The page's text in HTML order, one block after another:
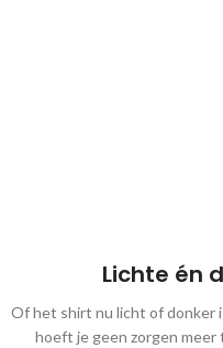
Lichte én
Of het shirt nu licht of donker
hoeft je geen zorgen